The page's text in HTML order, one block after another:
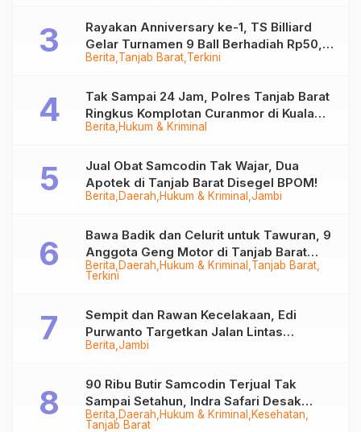
Berita Tanjab Barat Terkini
Rayakan Anniversary ke-1, TS Billiard
Gelar Turnamen 9 Ball Berhadiah Rp50,8
Juta
Berita Hukum & Kriminal
Tak Sampai 24 Jam, Polres Tanjab Barat
Ringkus Komplotan Curanmor di Kuala
Tungkal
Berita Daerah Hukum & Kriminal Jambi
Jual Obat Samcodin Tak Wajar, Dua
Apotek di Tanjab Barat Disegel BPOM!
Berita Daerah Hukum & Kriminal Tanjab Barat
Terkini
Bawa Badik dan Celurit untuk Tawuran, 9
Anggota Geng Motor di Tanjab Barat
Diringkus
Berita Jambi
Sempit dan Rawan Kecelakaan, Edi
Purwanto Targetkan Jalan Lintas
Tungkal-Jambi Mulus di 2028
Berita Daerah Hukum & Kriminal Kesehatan
Tanjab Barat
90 Ribu Butir Samcodin Terjual Tak
Sampai Setahun, Indra Safari Desak
Audit Menyeluruh